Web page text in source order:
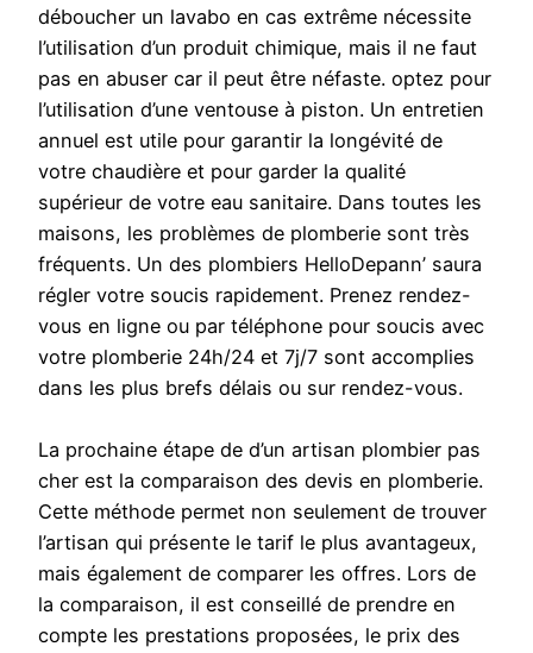
déboucher un lavabo en cas extrême nécessite
l’utilisation d’un produit chimique, mais il ne faut
pas en abuser car il peut être néfaste. optez pour
l’utilisation d’une ventouse à piston. Un entretien
annuel est utile pour garantir la longévité de
votre chaudière et pour garder la qualité
supérieur de votre eau sanitaire. Dans toutes les
maisons, les problèmes de plomberie sont très
fréquents. Un des plombiers HelloDepann’ saura
régler votre soucis rapidement. Prenez rendez-
vous en ligne ou par téléphone pour soucis avec
votre plomberie 24h/24 et 7j/7 sont accomplies
dans les plus brefs délais ou sur rendez-vous.
La prochaine étape de d’un artisan plombier pas
cher est la comparaison des devis en plomberie.
Cette méthode permet non seulement de trouver
l’artisan qui présente le tarif le plus avantageux,
mais également de comparer les offres. Lors de
la comparaison, il est conseillé de prendre en
compte les prestations proposées, le prix des